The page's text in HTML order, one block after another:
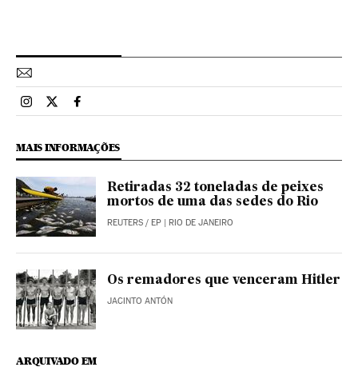
Esportes El País Brasil en Instagram
Esportes El País Brasil en Twitter
Esportes El País Brasil en Facebook
MAIS INFORMAÇÕES
Retiradas 32 toneladas de peixes
mortos de uma das sedes do Rio
REUTERS / EP | RIO DE JANEIRO
Os remadores que venceram Hitler
JACINTO ANTÓN
ARQUIVADO EM